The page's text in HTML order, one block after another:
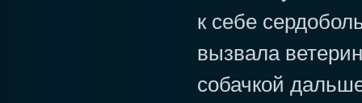
к себе
вызвала
собачкой